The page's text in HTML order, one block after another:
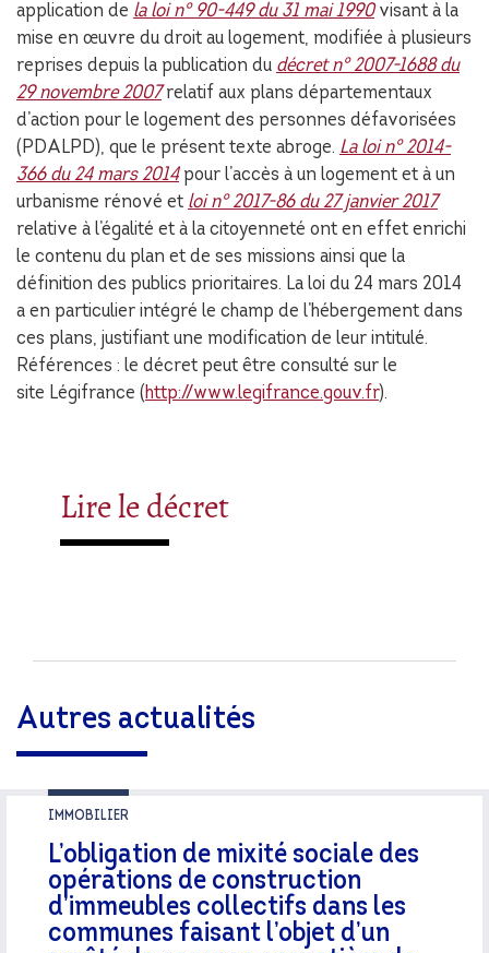
application de la loi n° 90-449 du 31 mai 1990visant à la
mise en œuvre du droit au logement, modifiée à plusieurs
reprises depuis la publication du décret n° 2007-1688 du
29 novembre 2007relatif aux plans départementaux
d’action pour le logement des personnes défavorisées
(PDALPD), que le présent texte abroge. La loi n° 2014-
366 du 24 mars 2014pour l’accès à un logement et à un
urbanisme rénové et loi n° 2017-86 du 27 janvier 2017
relative à l’égalité et à la citoyenneté ont en effet enrichi
le contenu du plan et de ses missions ainsi que la
définition des publics prioritaires. La loi du 24 mars 2014
a en particulier intégré le champ de l’hébergement dans
ces plans, justifiant une modification de leur intitulé.
Références : le décret peut être consulté sur le
site Légifrance (http://www.legifrance.gouv.fr).
Lire le décret
Autres actualités
IMMOBILIER
L’obligation de mixité sociale des
opérations de construction
d’immeubles collectifs dans les
communes faisant l’objet d’un